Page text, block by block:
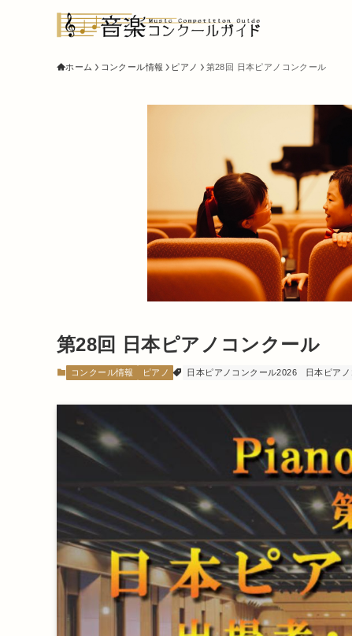
ホーム コンクール情報 ピアノ 第28回 日本ピアノコンクール
第28回 日本ピアノコンクール
コンクール情報 ピアノ 日本ピアノコンクール2026 日本ピア